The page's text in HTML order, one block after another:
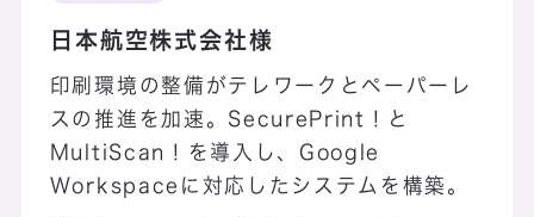
日本航空株式会社様
印刷環境の整備がテレワークとペーパーレ
スの推進を加速。SecurePrint！と
MultiScan！を導入し、Google
Workspaceに対応したシステムを構築。